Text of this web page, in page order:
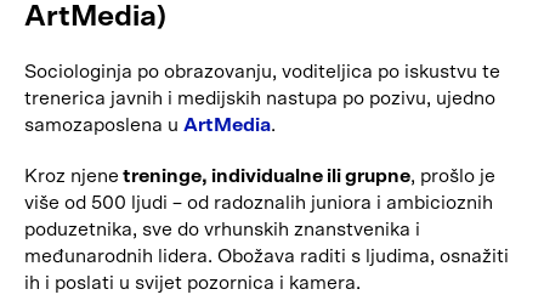
ArtMedia)
Sociologinja po obrazovanju, voditeljica po iskustvu te
trenerica javnih i medijskih nastupa po pozivu, ujedno
samozaposlena u ArtMedia.
Kroz njene treninge, individualne ili grupne, prošlo je
više od 500 ljudi – od radoznalih juniora i ambicioznih
poduzetnika, sve do vrhunskih znanstvenika i
međunarodnih lidera. Obožava raditi s ljudima, osnažiti
ih i poslati u svijet pozornica i kamera.